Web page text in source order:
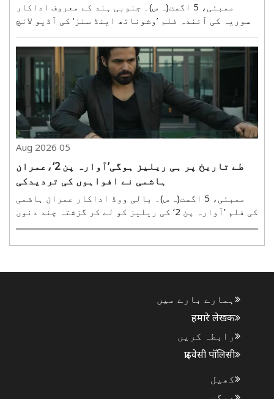
ممبئی، 5 اگست(ہ س)۔ جنوبی ہند کے معروف اداکار
سوریہ کی آئندہ فلم ’وشوناتھ اینڈ سنز‘ کی آڈیو لانچ
تقریب تمل ناڈو کے شہر کوئمبٹور میں شاندار انداز
میں منعقد ہوئی، جس میں بڑی تعداد میں مداحوں نے
شرکت کی۔تقریب میں فلم کے ہدایت کار وینکی اٹلوری،
موسیقار..
05 Aug 2026
طے تاریخ پر ہی ریلیز ہوگی’آوارہ پن 2‘،عمران
ہاشمی نے افواہوں کی تردیدکی
ممبئی، 5 اگست(ہ س)۔ بالی ووڈ اداکار عمران ہاشمی
کی فلم ’آوارہ پن 2‘ کی ریلیز کو لے کر گزشتہ چند دنوں
سے سوشل میڈیا پر مختلف قیاس آرائیاں کی جا رہی
ہمارے بارے میں
हमारे लेखक
رابطہ کریں
प्राइवेसी पॉलिसी
کھیل